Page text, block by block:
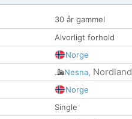
30 år gammel
Alvorligt forhold
Norge
Nesna, Nordland
Norge
Single